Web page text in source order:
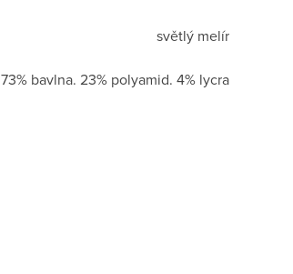
světlý melír
73% bavlna. 23% polyamid. 4% lycra